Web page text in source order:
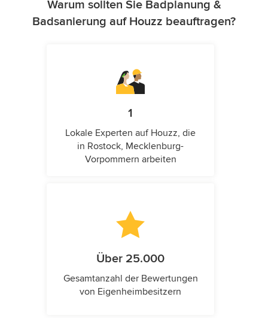
Warum sollten Sie Badplanung &
Badsanierung auf Houzz beauftragen?
1
Lokale Experten auf Houzz, die
in Rostock, Mecklenburg-
Vorpommern arbeiten
Über 25.000
Gesamtanzahl der Bewertungen
von Eigenheimbesitzern